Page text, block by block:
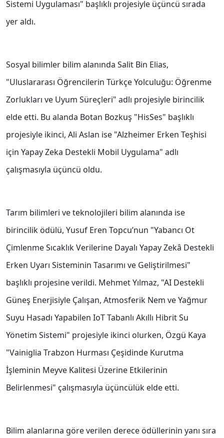
Sistemi Uygulaması" başlıklı projesiyle üçüncü sırada
yer aldı.
Sosyal bilimler bilim alanında Salit Bin Elias,
"Uluslararası Öğrencilerin Türkçe Yolculuğu: Öğrenme
Zorlukları ve Uyum Süreçleri" adlı projesiyle birincilik
elde etti. Bu alanda Botan Bozkuş "HisSes" başlıklı
projesiyle ikinci, Ali Aslan ise "Alzheimer Erken Teşhisi
için Yapay Zeka Destekli Mobil Uygulama" adlı
çalışmasıyla üçüncü oldu.
Tarım bilimleri ve teknolojileri bilim alanında ise
birincilik ödülü, Yusuf Eren Topcu’nun "Yabancı Ot
Çimlenme Sıcaklık Verilerine Dayalı Yapay Zekâ Destekli
Erken Uyarı Sisteminin Tasarımı ve Geliştirilmesi"
başlıklı projesine verildi. Mehmet Yılmaz, "AI Destekli
Güneş Enerjisiyle Çalışan, Atmosferik Nem ve Yağmur
Suyu Hasadı Yapabilen IoT Tabanlı Akıllı Hibrit Su
Yönetim Sistemi" projesiyle ikinci olurken, Özgü Kaya
"Vainiglia Trabzon Hurması Çeşidinde Kurutma
İşleminin Meyve Kalitesi Üzerine Etkilerinin
Belirlenmesi" çalışmasıyla üçüncülük elde etti.
Bilim alanlarına göre verilen derece ödüllerinin yanı sıra